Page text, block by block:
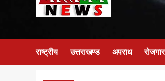
राष्ट्रीय उत्तराखण्ड अपराध रोजगार